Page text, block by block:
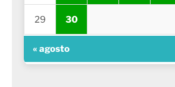
29 30
« agosto